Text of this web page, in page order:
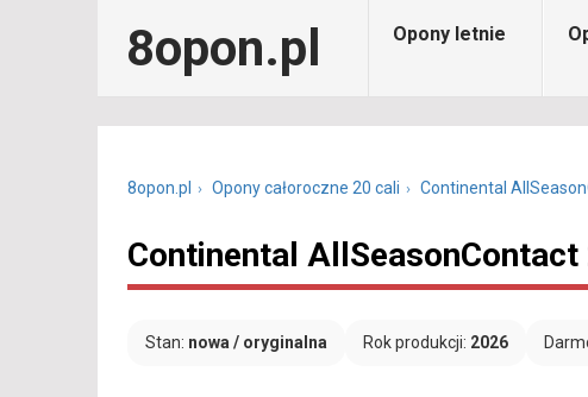
8opon.pl Opony letnie
8opon.pl Opony całoroczne 20 cali Continental
Continental
Stan: nowa / oryginalna Rok produkcji: 2026